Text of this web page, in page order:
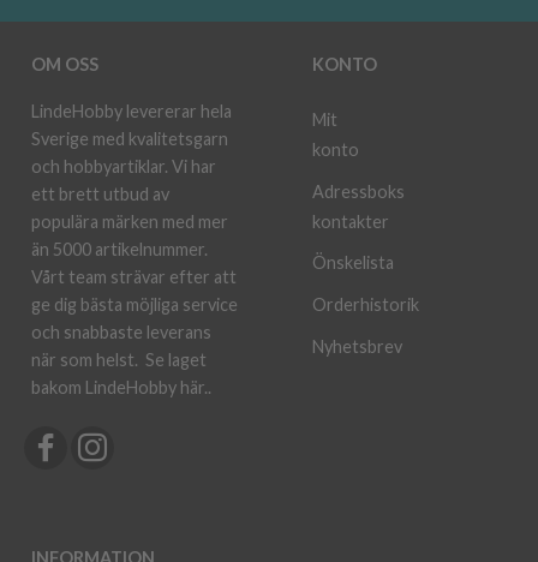
OM OSS
LindeHobby levererar hela
Sverige med kvalitetsgarn
och hobbyartiklar. Vi har
ett brett utbud av
populära märken med mer
än 5000 artikelnummer.
Vårt team strävar efter att
ge dig bästa möjliga service
och snabbaste leverans
när som helst. Se laget
bakom LindeHobby här..
INFORMATION
KONTO
Mit
konto
Adressboks
kontakter
Önskelista
Orderhistorik
Nyhetsbrev